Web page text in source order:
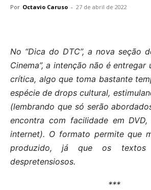
Por Octavio Caruso - 27 de abril de 2022
No “Dica do DTC”, a nova seção
Cinema”, a intenção não é entregar
crítica, algo que toma bastante
espécie de drops cultural,
(lembrando que só serão
encontra com facilidade em
internet). O formato permite que
produzido, já que os
despretensiosos.
***